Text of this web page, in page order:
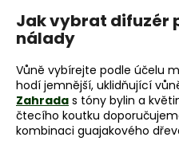
Jak vybrat difuzér
nálady
Vůně vybírejte podle účelu
hodí jemnější, uklidňující
Zahrada s tóny bylin a
čtecího koutku
kombinaci guajakového